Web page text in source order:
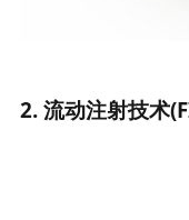
2. 流动注射技术